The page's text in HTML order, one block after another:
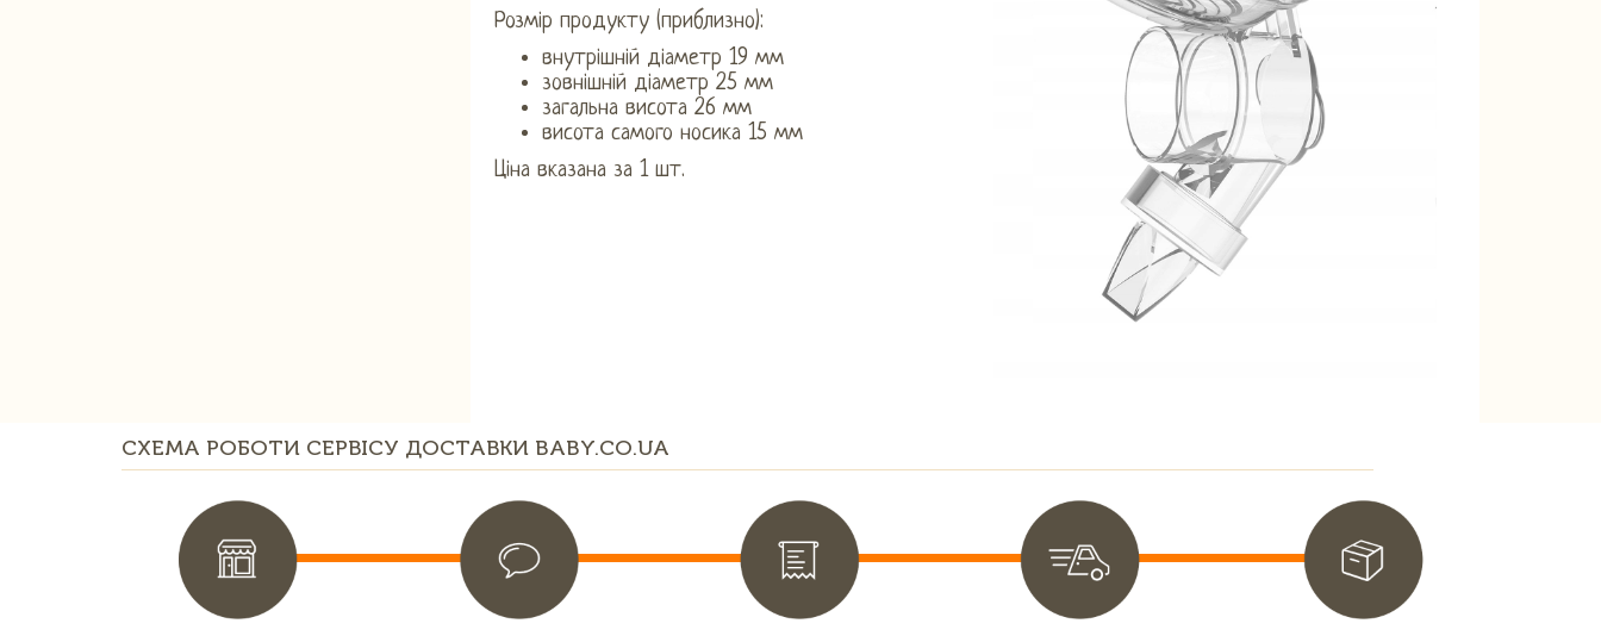
Розмір продукту (приблизно):
внутрішній діаметр 19 мм
зовнішній діаметр 25 мм
загальна висота 26 мм
висота самого носика 15 мм
Ціна вказана за 1 шт.
СХЕМА РОБОТИ СЕРВІСУ ДОСТАВКИ BABY.CO.UA